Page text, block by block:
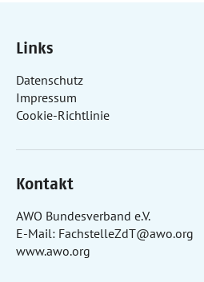
Links
Datenschutz
Impressum
Cookie-Richtlinie
Kontakt
AWO Bundesverband e.V.
E-Mail: FachstelleZdT@awo.org
www.awo.org